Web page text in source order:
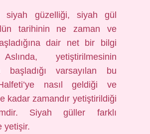
siyah güzelliği, siyah gül
tarihinin ne zaman ve
dair net bir bilgi
yetiştirilmesinin
başladığı varsayılan bu
nasıl geldiği ve
kadar zamandır yetiştirildiği
Siyah güller farklı
yetişir.